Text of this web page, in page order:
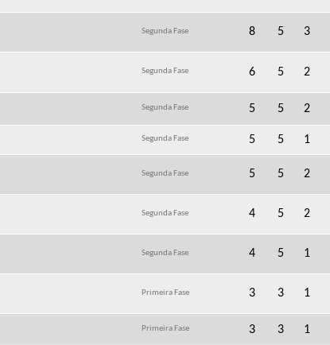
Segunda Fase 8 5 3
Segunda Fase 6 5 2
Segunda Fase 5 5 2
Segunda Fase 5 5 1
Segunda Fase 5 5 2
Segunda Fase 4 5 2
Segunda Fase 4 5 1
Primeira Fase 3 3 1
Primeira Fase 3 3 1